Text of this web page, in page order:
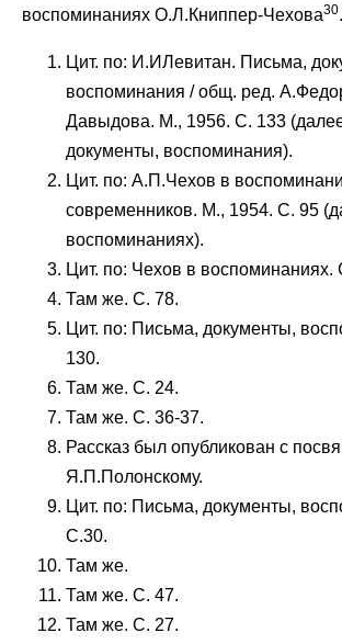
воспоминаниях О.Л.Книппер-Чехова30.
Цит. по: И.ИЛевитан. Письма,
воспоминания / общ. ред.
Давыдова. М., 1956. С. 133
документы, воспоминания).
Цит. по: А.П.Чехов в
современников. М., 1954. С. 95
воспоминаниях).
Цит. по: Чехов в воспоминаниях.
Там же. С. 78.
Цит. по: Письма, документы,
130.
Там же. С. 24.
Там же. С. 36-37.
Рассказ был опубликован с
Я.П.Полонскому.
Цит. по: Письма, документы,
С.30.
Там же.
Там же. С. 47.
Там же. С. 27.